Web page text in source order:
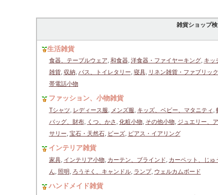
雑貨ショップ
生活雑貨
食器、テーブルウェア, 和食器, 洋食器・ファイヤーキング, キッ
雑貨, 収納, バス、トイレタリー, 寝具, リネン雑貨・ファブリック
帯電話小物
ファッション、小物雑貨
Tシャツ, レディース服, メンズ服, キッズ、ベビー、マタニティ ,
バッグ、財布, くつ、かさ , 化粧小物, その他小物, ジュエリー、
サリー, 宝石・天然石, ビーズ, ピアス・イアリング
インテリア雑貨
家具, インテリア小物, カーテン、ブラインド, カーペット、じゅ
ん, 照明 , ろうそく、キャンドル, ランプ, ウェルカムボード
ハンドメイド雑貨